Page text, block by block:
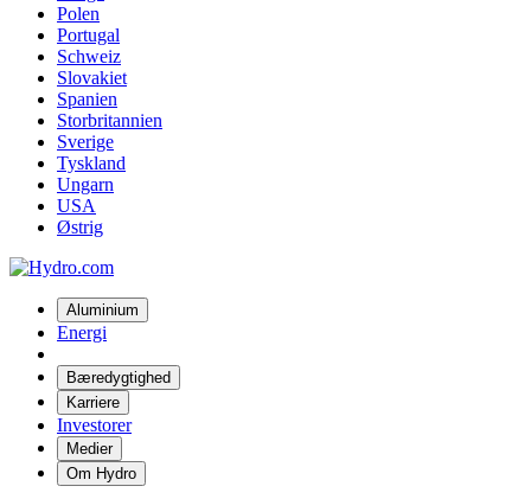
Polen
Portugal
Schweiz
Slovakiet
Spanien
Storbritannien
Sverige
Tyskland
Ungarn
USA
Østrig
Aluminium
Energi
Bæredygtighed
Karriere
Investorer
Medier
Om Hydro